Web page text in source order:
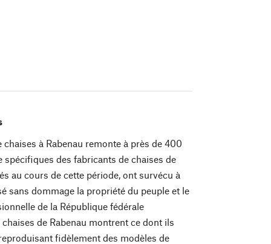
à Rabenau remonte à près de 400
des fabricants de chaises de
au cours de cette période, ont survécu à
sans dommage la propriété du peuple et le
de la République fédérale
de Rabenau montrent ce dont ils
fidèlement des modèles de